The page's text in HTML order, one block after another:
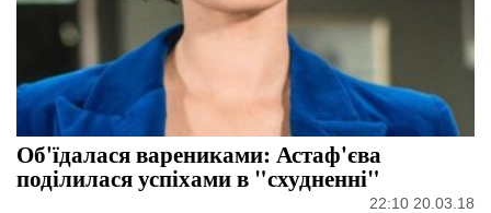
Об'їдалася варениками: Астаф'єва
поділилася успіхами в "схудненні"
22:10 20.03.18